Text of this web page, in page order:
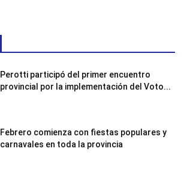
Perotti participó del primer encuentro
provincial por la implementación del Voto...
Febrero comienza con fiestas populares y
carnavales en toda la provincia